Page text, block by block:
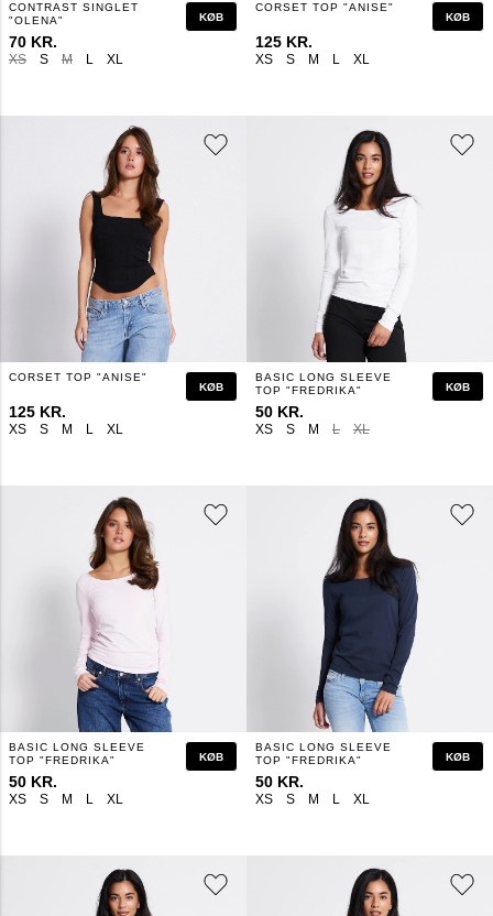
XS S M L XL
CONTRAST SINGLET
"OLENA"
70 KR.
KØB
XS S M L XL
CORSET TOP "ANISE"
125 KR.
KØB
XS S M L XL
CORSET TOP "ANISE"
125 KR.
KØB
XS S M L XL
BASIC LONG SLEEVE
TOP "FREDRIKA"
50 KR.
KØB
XS S M L XL
BASIC LONG SLEEVE
TOP "FREDRIKA"
50 KR.
KØB
XS S M L XL
BASIC LONG SLEEVE
TOP "FREDRIKA"
50 KR.
KØB